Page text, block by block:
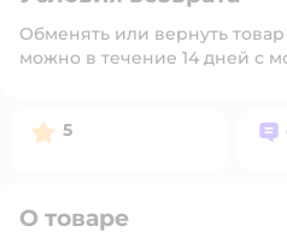
Обменять или вернуть
можно в течение 14 дней с
Рейтинг:
5
О товаре